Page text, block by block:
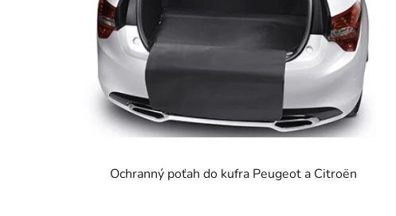
Ochranný poťah do kufra Peugeot a Citroën